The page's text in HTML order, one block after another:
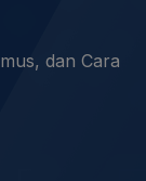
dan Cara